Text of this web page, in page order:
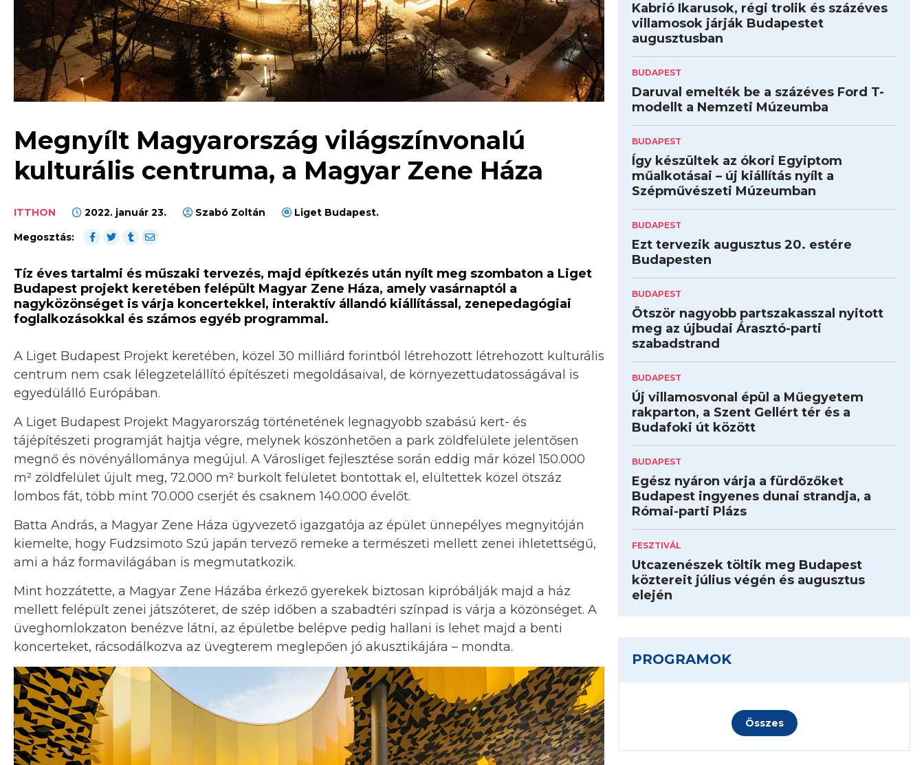
Megnyílt Magyarország világszínvonalú
kulturális centruma, a Magyar Zene Háza
ITTHON 2022. január 23. Szabó Zoltán
Liget Budapest.
Megosztás:
Tíz éves tartalmi és műszaki tervezés, majd építkezés után nyílt meg szombaton a Liget
Budapest projekt keretében felépült Magyar Zene Háza, amely vasárnaptól a
nagyközönséget is várja koncertekkel, interaktív állandó kiállítással, zenepedagógiai
foglalkozásokkal és számos egyéb programmal.
A Liget Budapest Projekt keretében, közel 30 milliárd forintból létrehozott létrehozott kulturális
centrum nem csak lélegzetelállító építészeti megoldásaival, de környezettudatosságával is
egyedülálló Európában.
A Liget Budapest Projekt Magyarország történetének legnagyobb szabású kert- és
tájépítészeti programját hajtja végre, melynek köszönhetően a park zöldfelülete jelentősen
megnő és növényállománya megújul. A Városliget fejlesztése során eddig már közel 150.000
m² zöldfelület újult meg, 72.000 m² burkolt felületet bontottak el, elültettek közel ötszáz
lombos fát, több mint 70.000 cserjét és csaknem 140.000 évelőt.
Batta András, a Magyar Zene Háza ügyvezető igazgatója az épület ünnepélyes megnyitóján
kiemelte, hogy Fudzsimoto Szú japán tervező remeke a természeti mellett zenei ihletettségű,
ami a ház formavilágában is megmutatkozik.
Mint hozzátette, a Magyar Zene Házába érkező gyerekek biztosan kipróbálják majd a ház
mellett felépült zenei játszóteret, de szép időben a szabadtéri színpad is várja a közönséget. A
üveghomlokzaton benézve látni, az épületbe belépve pedig hallani is lehet majd a benti
koncerteket, rácsodálkozva az üvegterem meglepően jó akusztikájára – mondta.
Kabrió Ikarusok, régi trolik és százéves
villamosok járják Budapestet
augusztusban
BUDAPEST
Daruval emelték be a százéves Ford T-
modellt a Nemzeti Múzeumba
BUDAPEST
Így készültek az ókori Egyiptom
műalkotásai – új kiállítás nyílt a
Szépművészeti Múzeumban
BUDAPEST
Ezt tervezik augusztus 20. estére
Budapesten
BUDAPEST
Ötször nagyobb partszakasszal nyitott
meg az újbudai Árasztó-parti
szabadstrand
BUDAPEST
Új villamosvonal épül a Műegyetem
rakparton, a Szent Gellért tér és a
Budafoki út között
BUDAPEST
Egész nyáron várja a fürdőzőket
Budapest ingyenes dunai strandja, a
Római-parti Plázs
FESZTIVÁL
Utcazenészek töltik meg Budapest
köztereit július végén és augusztus
elején
PROGRAMOK
Összes